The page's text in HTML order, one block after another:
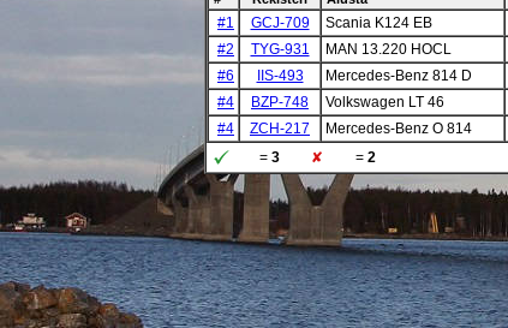
#1 GCJ-709 Scania K124 EB
#2 TYG-931 MAN 13.220 HOCL
#6 IIS-493 Mercedes-Benz 814 D
#4 BZP-748 Volkswagen LT 46
#4 ZCH-217 Mercedes-Benz O 814
= 3 = 2